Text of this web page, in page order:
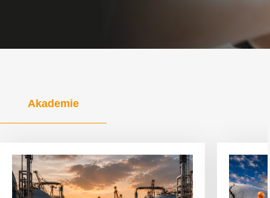
Akademie
Artikel
anzeigen
Artikel
anzeigen